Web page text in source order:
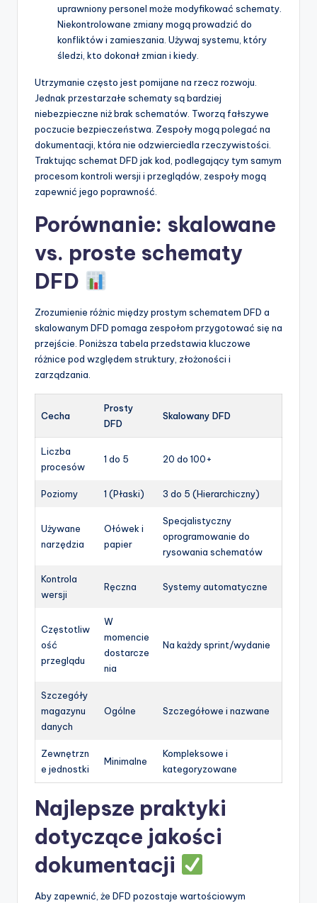
uprawniony personel może modyfikować schematy.
Niekontrolowane zmiany mogą prowadzić do
konfliktów i zamieszania. Używaj systemu, który
śledzi, kto dokonał zmian i kiedy.
Utrzymanie często jest pomijane na rzecz rozwoju.
Jednak przestarzałe schematy są bardziej
niebezpieczne niż brak schematów. Tworzą fałszywe
poczucie bezpieczeństwa. Zespoły mogą polegać na
dokumentacji, która nie odzwierciedla rzeczywistości.
Traktując schemat DFD jak kod, podlegający tym samym
procesom kontroli wersji i przeglądów, zespoły mogą
zapewnić jego poprawność.
Porównanie: skalowane
vs. proste schematy
DFD
Zrozumienie różnic między prostym schematem DFD a
skalowanym DFD pomaga zespołom przygotować się na
przejście. Poniższa tabela przedstawia kluczowe
różnice pod względem struktury, złożoności i
zarządzania.
Cecha
Prosty
DFD
Skalowany DFD
Liczba
procesów
1 do 5 20 do 100+
Poziomy 1 (Płaski) 3 do 5 (Hierarchiczny)
Używane
narzędzia
Ołówek i
papier
Specjalistyczny
oprogramowanie do
rysowania schematów
Kontrola
wersji
Ręczna Systemy automatyczne
Częstotliw
ość
przeglądu
W
momencie
dostarcze
nia
Na każdy sprint/wydanie
Szczegóły
magazynu
danych
Ogólne Szczegółowe i nazwane
Zewnętrzn
e jednostki
Minimalne
Kompleksowe i
kategoryzowane
Najlepsze praktyki
dotyczące jakości
dokumentacji
Aby zapewnić, że DFD pozostaje wartościowym